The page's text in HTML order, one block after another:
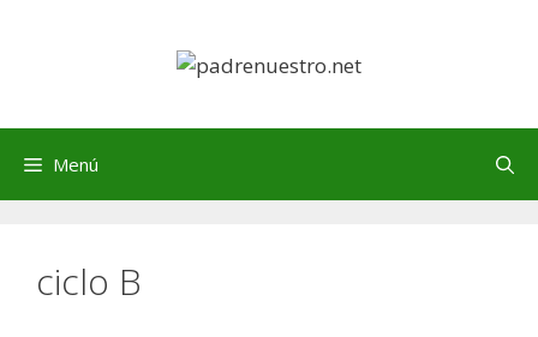
Menú
ciclo B